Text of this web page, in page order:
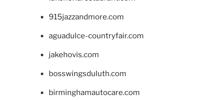
915jazzandmore.com
aguadulce-countryfair.com
jakehovis.com
bosswingsduluth.com
birminghamautocare.com